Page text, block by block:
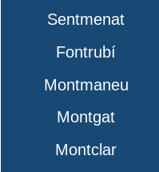
Sentmenat
Fontrubí
Montmaneu
Montgat
Montclar